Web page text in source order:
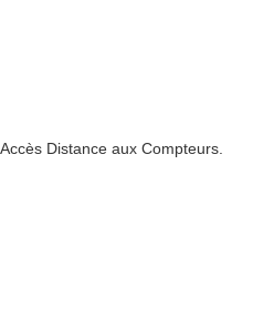
Distance aux Compteurs.